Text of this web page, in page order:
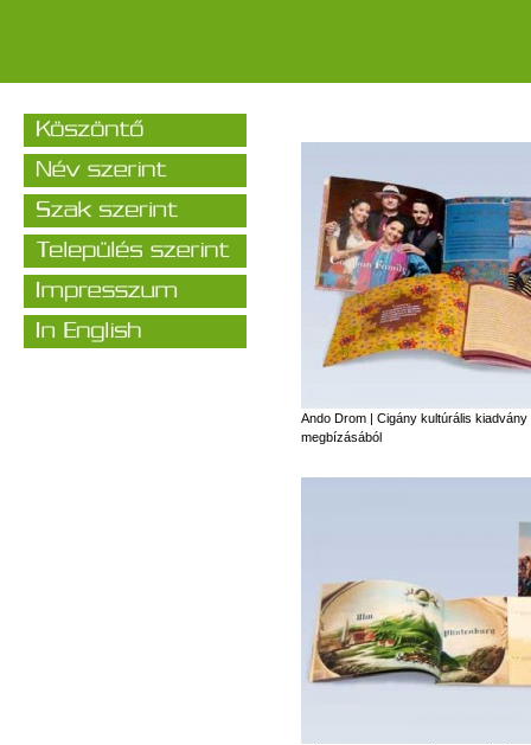
Ando Drom | Cigány kultúrális
megbízásából